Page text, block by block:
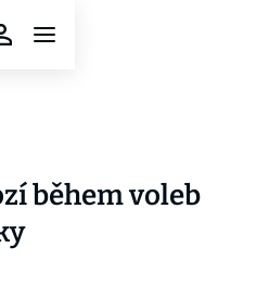
během voleb